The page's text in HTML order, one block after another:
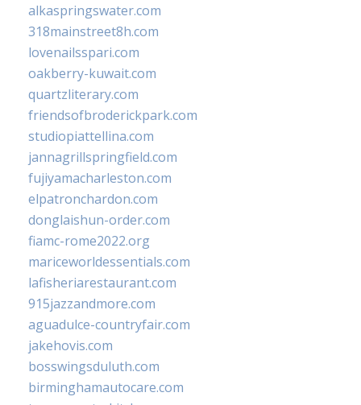
alkaspringswater.com
318mainstreet8h.com
lovenailsspari.com
oakberry-kuwait.com
quartzliterary.com
friendsofbroderickpark.com
studiopiattellina.com
jannagrillspringfield.com
fujiyamacharleston.com
elpatronchardon.com
donglaishun-order.com
fiamc-rome2022.org
mariceworldessentials.com
lafisheriarestaurant.com
915jazzandmore.com
aguadulce-countryfair.com
jakehovis.com
bosswingsduluth.com
birminghamautocare.com